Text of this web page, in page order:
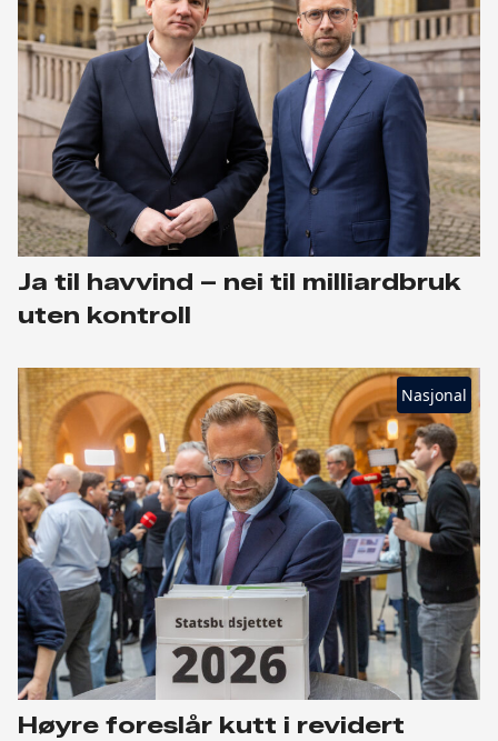
Ja til havvind – nei til milliardbruk
uten kontroll
Nasjonal
Høyre foreslår kutt i revidert